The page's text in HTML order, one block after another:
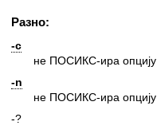
Разно:
-c
не ПОСИКС-ира опцију
-n
не ПОСИКС-ира опцију
-?